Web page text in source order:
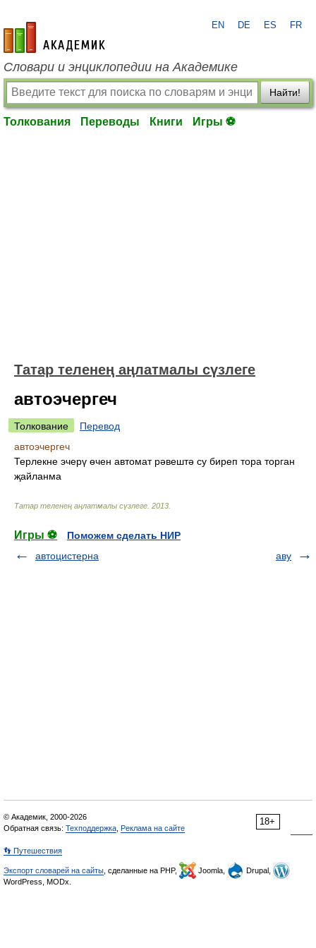
academic.ru
EN DE ES FR
Словари и энциклопедии на Академике
Найти!
Толкования Переводы Книги Игры ⚽
Татар теленең аңлатмалы сүзлеге
автоэчергеч
Толкование
Перевод
автоэчергеч
Терлекне эчерү өчен автомат рәвештә су биреп тора торган
җайланма
Татар теленең аңлатмалы сүзлеге 2013
Игры ⚽
Поможем сделать НИР
автоцистерна
аву
18+
© Академик, 2000-2026
Обратная связь: Техподдержка Реклама на сайте
👣 Путешествия
Экспорт словарей на сайты , сделанные на PHP, Joomla,
Drupal,
WordPress, MODx.